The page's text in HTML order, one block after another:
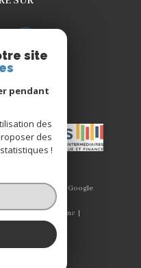
powered by Google
Admin
Nos liens
site
pendant
des
des
!